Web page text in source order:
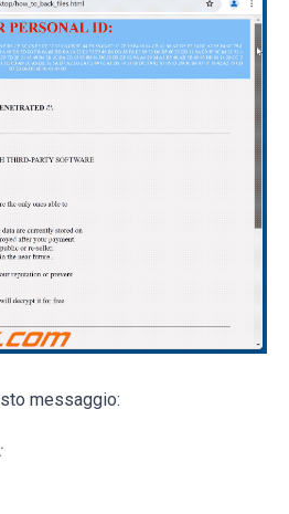
messaggio: